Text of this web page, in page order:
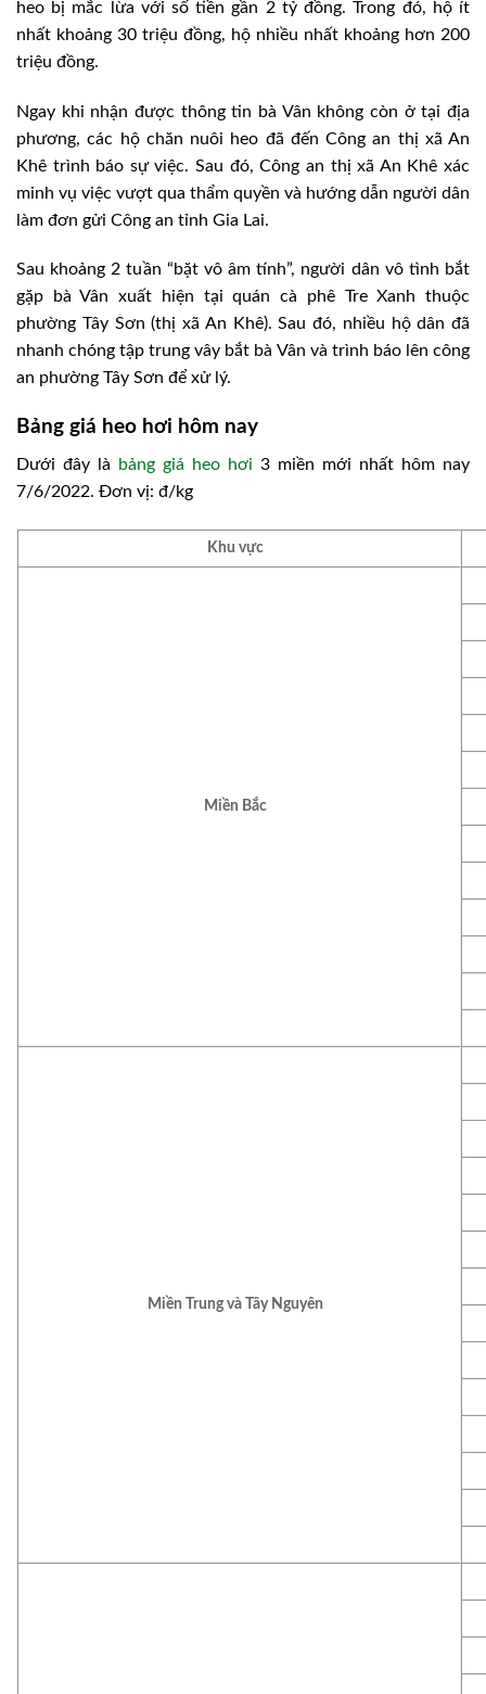
heo bị mắc lừa với số tiền gần 2 tỷ đồng. Trong đó, hộ ít
nhất khoảng 30 triệu đồng, hộ nhiều nhất khoảng hơn 200
triệu đồng.
Ngay khi nhận được thông tin bà Vân không còn ở tại địa
phương, các hộ chăn nuôi heo đã đến Công an thị xã An
Khê trình báo sự việc. Sau đó, Công an thị xã An Khê xác
minh vụ việc vượt qua thẩm quyền và hướng dẫn người dân
làm đơn gửi Công an tỉnh Gia Lai.
Sau khoảng 2 tuần “bặt vô âm tính”, người dân vô tình bắt
gặp bà Vân xuất hiện tại quán cà phê Tre Xanh thuộc
phường Tây Sơn (thị xã An Khê). Sau đó, nhiều hộ dân đã
nhanh chóng tập trung vây bắt bà Vân và trình báo lên công
an phường Tây Sơn để xử lý.
Bảng giá heo hơi hôm nay
Dưới đây là bảng giá heo hơi 3 miền mới nhất hôm nay
7/6/2022. Đơn vị: đ/kg
Khu vực
Miền Bắc
Miền Trung và Tây Nguyên